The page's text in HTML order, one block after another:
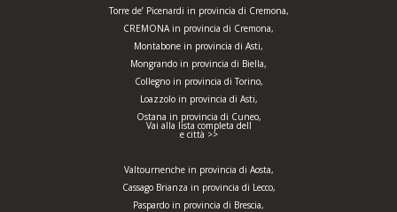
Torre de’ Picenardi in provincia di Cremona,
CREMONA in provincia di Cremona,
Montabone in provincia di Asti,
Mongrando in provincia di Biella,
Collegno in provincia di Torino,
Loazzolo in provincia di Asti,
Ostana in provincia di Cuneo,
Vai alla lista completa dell
e città >>
Valtournenche in provincia di Aosta,
Cassago Brianza in provincia di Lecco,
Paspardo in provincia di Brescia,